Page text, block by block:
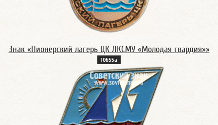
Знак «Пионерский лагерь ЦК ЛКСМУ «Молодая гвардия»»
10655а